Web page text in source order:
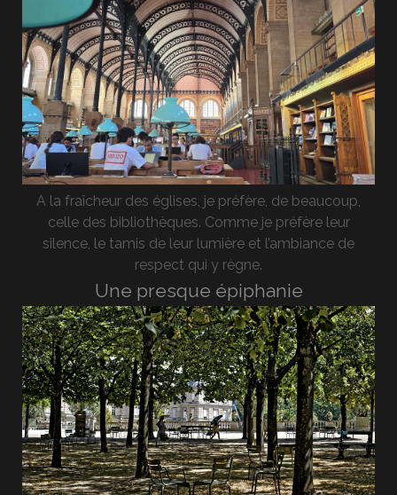
A la fraîcheur des églises, je préfère, de beaucoup,
celle des bibliothèques. Comme je préfère leur
silence, le tamis de leur lumière et l’ambiance de
respect qui y règne.
Une presque épiphanie